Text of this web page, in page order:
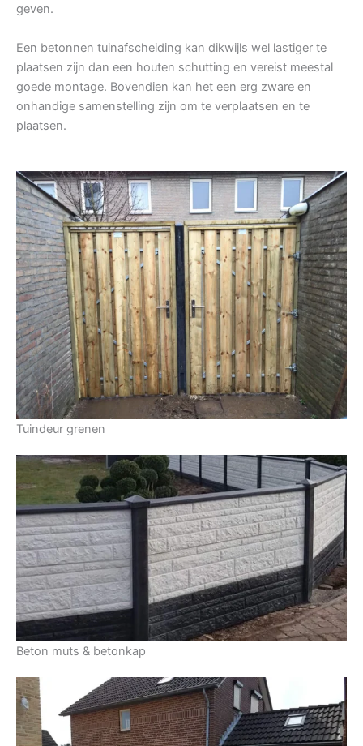
geven.
Een betonnen tuinafscheiding kan dikwijls wel lastiger te
plaatsen zijn dan een houten schutting en vereist meestal
goede montage. Bovendien kan het een erg zware en
onhandige samenstelling zijn om te verplaatsen en te
plaatsen.
Tuindeur grenen
Beton muts & betonkap